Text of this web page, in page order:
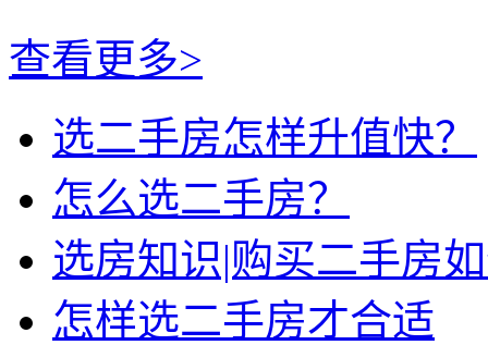
查看更多>
选二手房怎样升值快？
怎么选二手房？
选房知识|购买二手房
怎样选二手房才合适